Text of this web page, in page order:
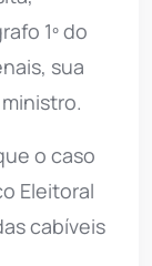
1º do
sua
o caso
Eleitoral
cabíveis